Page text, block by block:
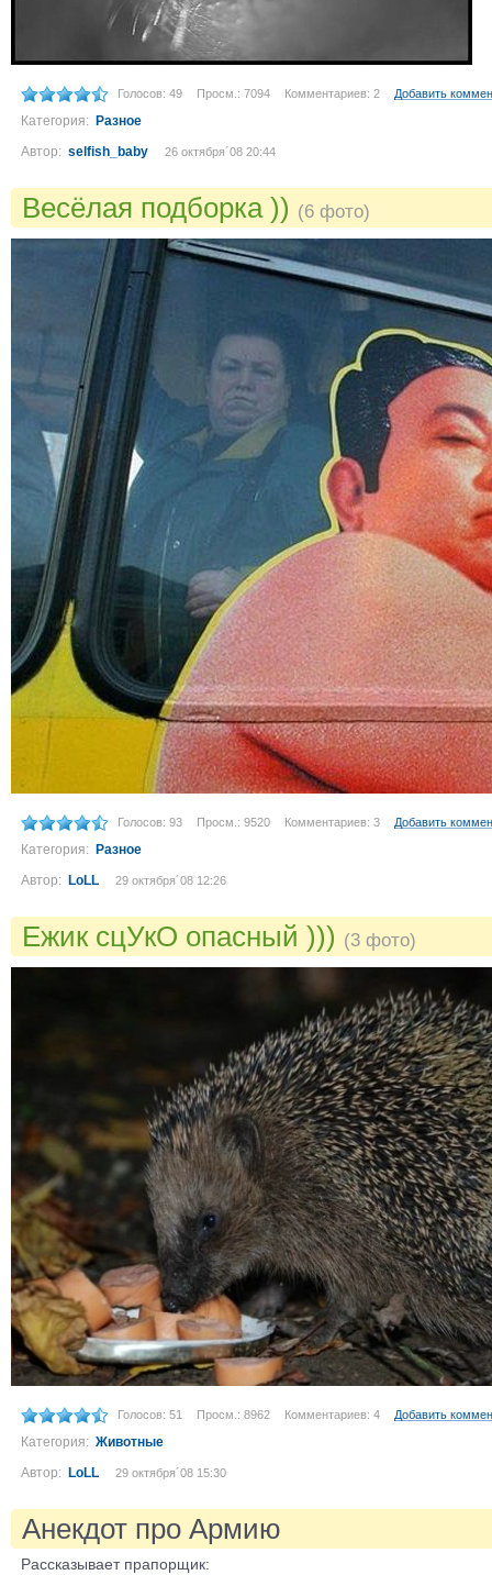
Голосов: 49 Просм.: 7094 Комментариев: 2 Добавить
Категория: Разное
Автор: selfish_baby 26 октября´08 20:44
Весёлая подборка )) (6 фото)
Голосов: 93 Просм.: 9520 Комментариев: 3 Добавить
Категория: Разное
Автор: LoLL 29 октября´08 12:26
Ежик сцУкО опасный ))) (3 фото)
Голосов: 51 Просм.: 8962 Комментариев: 4 Добавить
Категория: Животные
Автор: LoLL 29 октября´08 15:30
Анекдот про Армию
Рассказывает прапорщик: